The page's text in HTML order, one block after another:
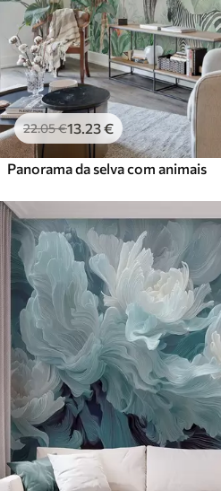
22.05€13 .23€
Panorama da selva com animais